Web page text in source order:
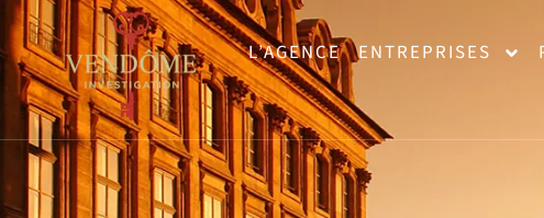
L’AGENCE ENTREPRISES